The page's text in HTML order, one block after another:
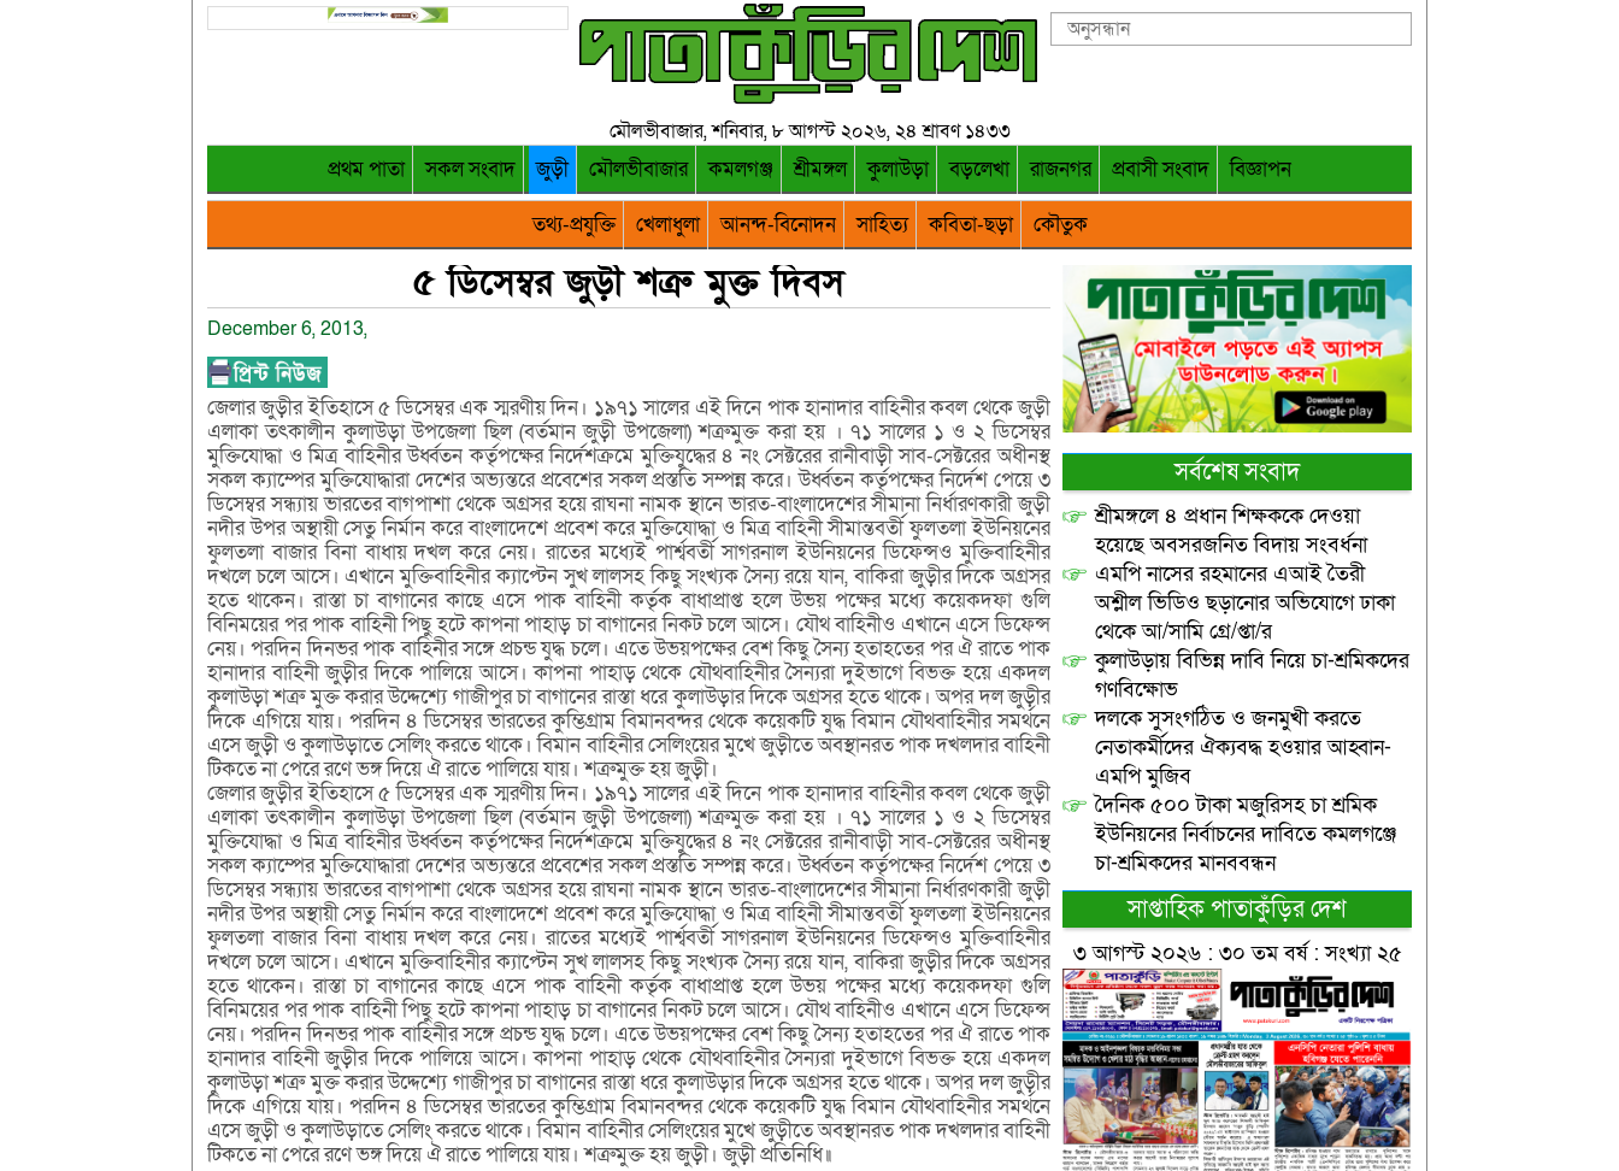
মৌলভীবাজার, শনিবার, ৮ আগস্ট ২০২৬, ২৪ শ্রাবণ ১৪৩৩
প্রথম পাতা সকল সংবাদ জুড়ী মৌলভীবাজার কমলগঞ্জ শ্রীমঙ্গল কুলাউড়া বড়লেখা রাজনগর প্রবাসী সংবাদ
বিজ্ঞাপন
তথ্য-প্রযুক্তি
খেলাধুলা আনন্দ-বিনোদন সাহিত্য কবিতা-ছড়া কৌতুক
৫ ডিসেম্বর জুড়ী শত্রু মুক্ত দিবস
December 6, 2013,
জেলার জুড়ীর ইতিহাসে ৫ ডিসেম্বর এক স্মরণীয় দিন। ১৯৭১ সালের এই দিনে পাক হানাদার বাহিনীর কবল থেকে জুড়ী
এলাকা তৎকালীন কুলাউড়া উপজেলা ছিল (বর্তমান জুড়ী উপজেলা) শত্রুমুক্ত করা হয় । ৭১ সালের ১ ও ২ ডিসেম্বর
মুক্তিযোদ্ধা ও মিত্র বাহিনীর উর্ধ্বতন কর্তৃপক্ষের নির্দেশক্রমে মুক্তিযুদ্ধের ৪ নং সেক্টরের রানীবাড়ী সাব-সেক্টরের অধীনস্থ
সকল ক্যাম্পের মুক্তিযোদ্ধারা দেশের অভ্যন্তরে প্রবেশের সকল প্রস্ততি সম্পন্ন করে। উর্ধ্বতন কর্তৃপক্ষের নির্দেশ পেয়ে ৩
ডিসেম্বর সন্ধ্যায় ভারতের বাগপাশা থেকে অগ্রসর হয়ে রাঘনা নামক স্থানে ভারত-বাংলাদেশের সীমানা নির্ধারণকারী জুড়ী
নদীর উপর অস্থায়ী সেতু নির্মান করে বাংলাদেশে প্রবেশ করে মুক্তিযোদ্ধা ও মিত্র বাহিনী সীমান্তবর্তী ফুলতলা ইউনিয়নের
ফুলতলা বাজার বিনা বাধায় দখল করে নেয়। রাতের মধ্যেই পার্শ্ববর্তী সাগরনাল ইউনিয়নের ডিফেন্সও মুক্তিবাহিনীর
দখলে চলে আসে। এখানে মুক্তিবাহিনীর ক্যাপ্টেন সুখ লালসহ কিছু সংখ্যক সৈন্য রয়ে যান, বাকিরা জুড়ীর দিকে অগ্রসর
হতে থাকেন। রাস্তা চা বাগানের কাছে এসে পাক বাহিনী কর্তৃক বাধাপ্রাপ্ত হলে উভয় পক্ষের মধ্যে কয়েকদফা গুলি
বিনিময়ের পর পাক বাহিনী পিছু হটে কাপনা পাহাড় চা বাগানের নিকট চলে আসে। যৌথ বাহিনীও এখানে এসে ডিফেন্স
নেয়। পরদিন দিনভর পাক বাহিনীর সঙ্গে প্রচন্ড যুদ্ধ চলে। এতে উভয়পক্ষের বেশ কিছু সৈন্য হতাহতের পর ঐ রাতে পাক
হানাদার বাহিনী জুড়ীর দিকে পালিয়ে আসে। কাপনা পাহাড় থেকে যৌথবাহিনীর সৈন্যরা দুইভাগে বিভক্ত হয়ে একদল
কুলাউড়া শত্রু মুক্ত করার উদ্দেশ্যে গাজীপুর চা বাগানের রাস্তা ধরে কুলাউড়ার দিকে অগ্রসর হতে থাকে। অপর দল জুড়ীর
দিকে এগিয়ে যায়। পরদিন ৪ ডিসেম্বর ভারতের কুম্ভিগ্রাম বিমানবন্দর থেকে কয়েকটি যুদ্ধ বিমান যৌথবাহিনীর সমর্থনে
এসে জুড়ী ও কুলাউড়াতে সেলিং করতে থাকে। বিমান বাহিনীর সেলিংয়ের মুখে জুড়ীতে অবস্থানরত পাক দখলদার বাহিনী
টিকতে না পেরে রণে ভঙ্গ দিয়ে ঐ রাতে পালিয়ে যায়। শত্রুমুক্ত হয় জুড়ী।
জেলার জুড়ীর ইতিহাসে ৫ ডিসেম্বর এক স্মরণীয় দিন। ১৯৭১ সালের এই দিনে পাক হানাদার বাহিনীর কবল থেকে জুড়ী
এলাকা তৎকালীন কুলাউড়া উপজেলা ছিল (বর্তমান জুড়ী উপজেলা) শত্রুমুক্ত করা হয় । ৭১ সালের ১ ও ২ ডিসেম্বর
মুক্তিযোদ্ধা ও মিত্র বাহিনীর উর্ধ্বতন কর্তৃপক্ষের নির্দেশক্রমে মুক্তিযুদ্ধের ৪ নং সেক্টরের রানীবাড়ী সাব-সেক্টরের অধীনস্থ
সকল ক্যাম্পের মুক্তিযোদ্ধারা দেশের অভ্যন্তরে প্রবেশের সকল প্রস্ততি সম্পন্ন করে। উর্ধ্বতন কর্তৃপক্ষের নির্দেশ পেয়ে ৩
ডিসেম্বর সন্ধ্যায় ভারতের বাগপাশা থেকে অগ্রসর হয়ে রাঘনা নামক স্থানে ভারত-বাংলাদেশের সীমানা নির্ধারণকারী জুড়ী
নদীর উপর অস্থায়ী সেতু নির্মান করে বাংলাদেশে প্রবেশ করে মুক্তিযোদ্ধা ও মিত্র বাহিনী সীমান্তবর্তী ফুলতলা ইউনিয়নের
ফুলতলা বাজার বিনা বাধায় দখল করে নেয়। রাতের মধ্যেই পার্শ্ববর্তী সাগরনাল ইউনিয়নের ডিফেন্সও মুক্তিবাহিনীর
দখলে চলে আসে। এখানে মুক্তিবাহিনীর ক্যাপ্টেন সুখ লালসহ কিছু সংখ্যক সৈন্য রয়ে যান, বাকিরা জুড়ীর দিকে অগ্রসর
হতে থাকেন। রাস্তা চা বাগানের কাছে এসে পাক বাহিনী কর্তৃক বাধাপ্রাপ্ত হলে উভয় পক্ষের মধ্যে কয়েকদফা গুলি
বিনিময়ের পর পাক বাহিনী পিছু হটে কাপনা পাহাড় চা বাগানের নিকট চলে আসে। যৌথ বাহিনীও এখানে এসে ডিফেন্স
নেয়। পরদিন দিনভর পাক বাহিনীর সঙ্গে প্রচন্ড যুদ্ধ চলে। এতে উভয়পক্ষের বেশ কিছু সৈন্য হতাহতের পর ঐ রাতে পাক
হানাদার বাহিনী জুড়ীর দিকে পালিয়ে আসে। কাপনা পাহাড় থেকে যৌথবাহিনীর সৈন্যরা দুইভাগে বিভক্ত হয়ে একদল
কুলাউড়া শত্রু মুক্ত করার উদ্দেশ্যে গাজীপুর চা বাগানের রাস্তা ধরে কুলাউড়ার দিকে অগ্রসর হতে থাকে। অপর দল জুড়ীর
দিকে এগিয়ে যায়। পরদিন ৪ ডিসেম্বর ভারতের কুম্ভিগ্রাম বিমানবন্দর থেকে কয়েকটি যুদ্ধ বিমান যৌথবাহিনীর সমর্থনে
এসে জুড়ী ও কুলাউড়াতে সেলিং করতে থাকে। বিমান বাহিনীর সেলিংয়ের মুখে জুড়ীতে অবস্থানরত পাক দখলদার বাহিনী
টিকতে না পেরে রণে ভঙ্গ দিয়ে ঐ রাতে পালিয়ে যায়। শত্রুমুক্ত হয় জুড়ী। জুড়ী প্রতিনিধি॥
সর্বশেষ সংবাদ
শ্রীমঙ্গলে ৪ প্রধান শিক্ষককে দেওয়া
হয়েছে অবসরজনিত বিদায় সংবর্ধনা
এমপি নাসের রহমানের এআই তৈরী
অশ্লীল ভিডিও ছড়ানোর অভিযোগে ঢাকা
থেকে আ/সামি গ্রে/প্তা/র
কুলাউড়ায় বিভিন্ন দাবি নিয়ে চা-শ্রমিকদের
গণবিক্ষোভ
দলকে সুসংগঠিত ও জনমুখী করতে
নেতাকর্মীদের ঐক্যবদ্ধ হওয়ার আহ্বান-
এমপি মুজিব
দৈনিক ৫০০ টাকা মজুরিসহ চা শ্রমিক
ইউনিয়নের নির্বাচনের দাবিতে কমলগঞ্জে
চা-শ্রমিকদের মানববন্ধন
সাপ্তাহিক পাতাকুঁড়ির দেশ
৩ আগস্ট ২০২৬ : ৩০ তম বর্ষ : সংখ্যা ২৫